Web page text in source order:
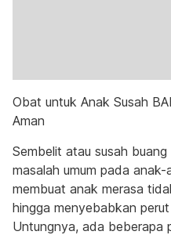
Obat untuk Anak Susah
Aman
Sembelit atau susah
masalah umum pada
membuat anak merasa
hingga menyebabkan
Untungnya, ada beberapa